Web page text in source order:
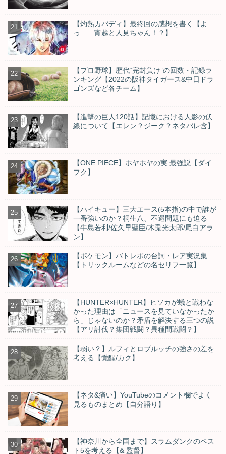
【灼熱カバディ】最終回の感想を書く【よ
っ……宵越と人見ちゃん！？】
【プロ野球】歴代“完封負け”の回数・記録ラ
ンキング【2022の阪神タイガース&中日ドラ
ゴンズなど各チーム】
【進撃の巨人120話】記憶における人影の伏
線について【エレン？ジーク？ネタバレ含】
【ONE PIECE】ホヤホヤの実 最強説【ダイ
フク】
【ハイキュー】三大エース(5本指)の中で誰が
一番強いのか？桐生八、不遇問題にも迫る
【牛島若利/佐久早聖臣/木兎光太郎/尾白アラ
ン】
【ポケモン】バトレボの台詞・レア実況集
【トリックルームなどの名セリフ一覧】
【HUNTER×HUNTER】ヒソカが蟻と戦わな
かった理由は「ニュースを見ていなかったか
ら」じゃないのか？矛盾を解決する三つの説
【アリ討伐？集団戦闘？異種間戦闘？】
【弱い？】ルフィとロブルッチの強さの差を
考える【覚醒/カク】
【ネタ&痛い】YouTubeのコメント欄でよく
見るものまとめ【自分語り】
【神奈川から全国まで】スラムダンクのベス
ト5を考える【& 監督】